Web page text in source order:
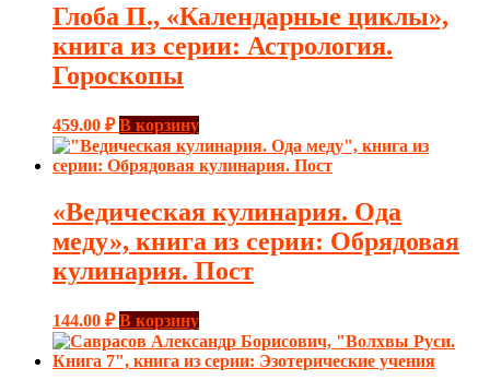
Глоба П., «Календарные циклы»,
книга из серии: Астрология.
Гороскопы
459.00 ₽ В корзину
«Ведическая кулинария. Ода
меду», книга из серии: Обрядовая
кулинария. Пост
144.00 ₽ В корзину